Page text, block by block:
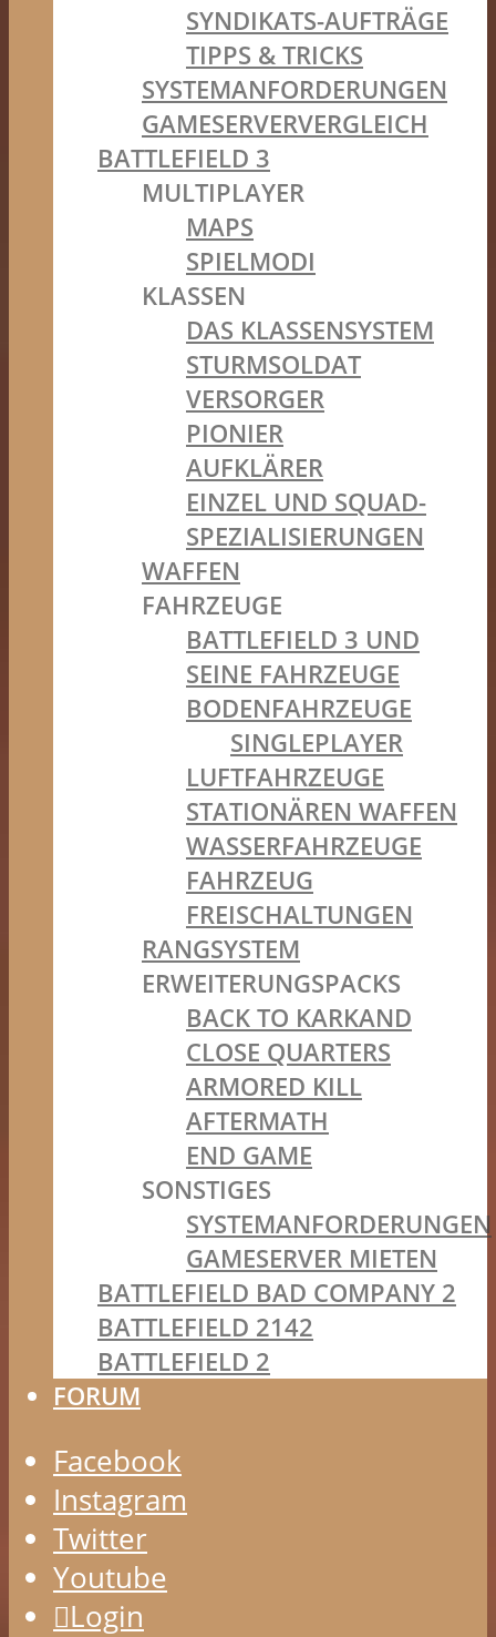
SYNDIKATS-AUFTRÄGE
TIPPS & TRICKS
SYSTEMANFORDERUNGEN
GAMESERVERVERGLEICH
BATTLEFIELD 3
MULTIPLAYER
MAPS
SPIELMODI
KLASSEN
DAS KLASSENSYSTEM
STURMSOLDAT
VERSORGER
PIONIER
AUFKLÄRER
EINZEL UND SQUAD-
SPEZIALISIERUNGEN
WAFFEN
FAHRZEUGE
BATTLEFIELD 3 UND
SEINE FAHRZEUGE
BODENFAHRZEUGE
SINGLEPLAYER
LUFTFAHRZEUGE
STATIONÄREN WAFFEN
WASSERFAHRZEUGE
FAHRZEUG
FREISCHALTUNGEN
RANGSYSTEM
ERWEITERUNGSPACKS
BACK TO KARKAND
CLOSE QUARTERS
ARMORED KILL
AFTERMATH
END GAME
SONSTIGES
SYSTEMANFORDERUNGEN
GAMESERVER MIETEN
BATTLEFIELD BAD COMPANY 2
BATTLEFIELD 2142
BATTLEFIELD 2
FORUM
Facebook
Instagram
Twitter
Youtube
Login